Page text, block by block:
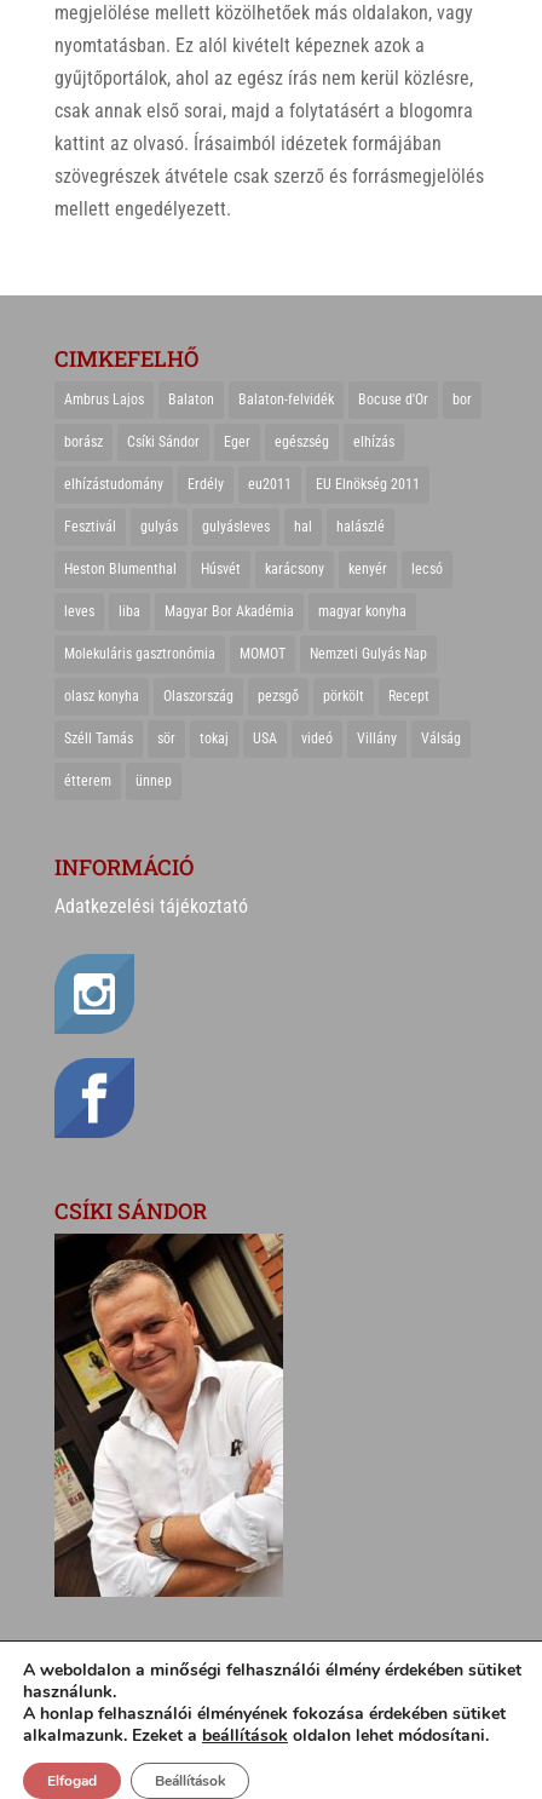
megjelölése mellett közölhetőek más oldalakon, vagy
nyomtatásban. Ez alól kivételt képeznek azok a
gyűjtőportálok, ahol az egész írás nem kerül közlésre,
csak annak első sorai, majd a folytatásért a blogomra
kattint az olvasó. Írásaimból idézetek formájában
szövegrészek átvétele csak szerző és forrásmegjelölés
mellett engedélyezett.
CIMKEFELHŐ
Ambrus Lajos Balaton Balaton-felvidék Bocuse d'Or bor
borász Csíki Sándor Eger egészség elhízás
elhízástudomány Erdély eu2011 EU Elnökség 2011
Fesztivál gulyás gulyásleves hal halászlé
Heston Blumenthal Húsvét karácsony kenyér lecsó
leves liba Magyar Bor Akadémia magyar konyha
Molekuláris gasztronómia MOMOT Nemzeti Gulyás Nap
olasz konyha Olaszország pezsgő pörkölt Recept
Széll Tamás sör tokaj USA videó Villány Válság
étterem ünnep
INFORMÁCIÓ
Adatkezelési tájékoztató
CSÍKI SÁNDOR
Design:
A weboldalon a minőségi felhasználói élmény érdekében sütiket
használunk.
A honlap felhasználói élményének fokozása érdekében sütiket
alkalmazunk. Ezeket a beállítások oldalon lehet módosítani.
Elfogad Beállítások